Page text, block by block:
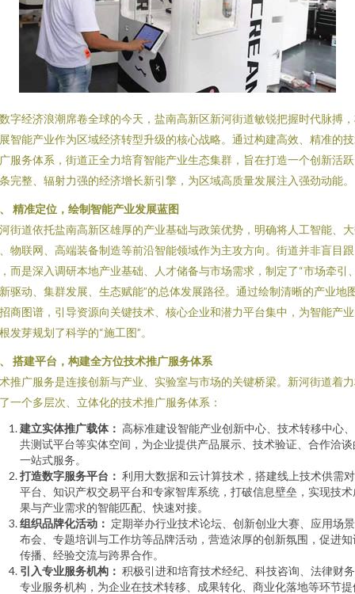
字经济浪潮席卷全球的今天，盐南高新区新河街道敏锐把握时代脉搏
智能产业作为区域经济转型升级的核心战略。通过构建高效、精准的
服务体系，街道正全力培育智能产业生态集群，旨在打造一个创新活
完整、辐射力强的经济增长新引擎，为区域高质量发展注入强劲动能。
精准定位，绘制智能产业发展蓝图
街道依托盐南高新区雄厚的产业基础与政策优势，明确将人工智能、
物联网、高端装备制造等前沿智能领域作为主攻方向。街道并非盲目跟
而是深入调研本地产业基础、人才储备与市场需求，制定了“市场牵引
驱动、集群发展、生态赋能”的总体发展路径。通过绘制清晰的产业地
商图谱，引导资源向关键技术、核心企业和潜力平台集中，为智能产
发芽规划了科学的“施工图”。
搭建平台，构建全方位技术推广服务体系
推广服务是连接创新与产业、实验室与市场的关键桥梁。新河街道着
一个多层次、立体化的技术推广服务体系：
建立实体推广载体： 高标准建设智能产业创新中心、技术转移中心
共测试平台等实体空间，为企业提供产品展示、技术验证、合作洽谈
一站式服务。
打造数字服务平台： 利用大数据和云计算技术，搭建线上技术供需
平台、知识产权交易平台和专家智库系统，打破信息壁垒，实现技术
果与产业需求的智能匹配、快速对接。
组织品牌化活动： 定期举办行业技术论坛、创新创业大赛、应用场
布会、专题培训与工作坊等品牌活动，营造浓厚的创新氛围，促进知
传播、经验交流与跨界合作。
引入专业服务机构： 积极引进和培育技术经纪、科技咨询、法律财
专业服务机构，为企业在技术转移、成果转化、商业化落地等环节提